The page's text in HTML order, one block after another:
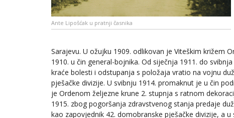
Ante Lipošćak u pratnji časnika
Sarajevu. U ožujku 1909. odlikovan je Viteškim križem
1910. u čin general-bojnika. Od siječnja 1911. do
kraće bolesti i odstupanja s položaja vratio na vojnu
pješačke divizije. U svibnju 1914. promaknut je u čin
je Ordenom željezne krune 2. stupnja s ratnom
1915. zbog pogoršanja zdravstvenog stanja predaje
kao zapovjednik 42. domobranske pješačke divizije, a